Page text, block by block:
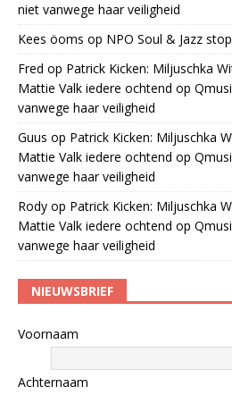
niet vanwege haar veiligheid
Kees öoms op NPO Soul & Jazz
Fred op Patrick Kicken: Miljuschka
Mattie Valk iedere ochtend op
vanwege haar veiligheid
Guus op Patrick Kicken: Miljuschka
Mattie Valk iedere ochtend op
vanwege haar veiligheid
Rody op Patrick Kicken: Miljuschka
Mattie Valk iedere ochtend op
vanwege haar veiligheid
NIEUWSBRIEF
Voornaam
Achternaam